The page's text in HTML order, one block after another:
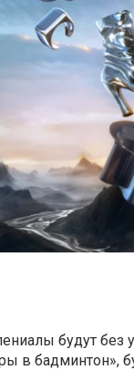
будут без
в бадминтон»,